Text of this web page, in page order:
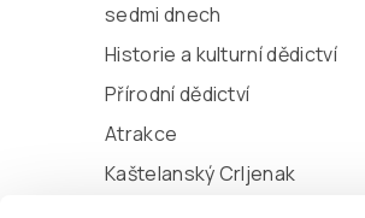
sedmi dnech
Historie a kulturní dědictví
Přírodní dědictví
Atrakce
Kaštelanský Crljenak